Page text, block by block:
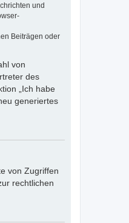
und
Beiträgen oder
von
des
„Ich habe
generiertes
von Zugriffen
rechtlichen